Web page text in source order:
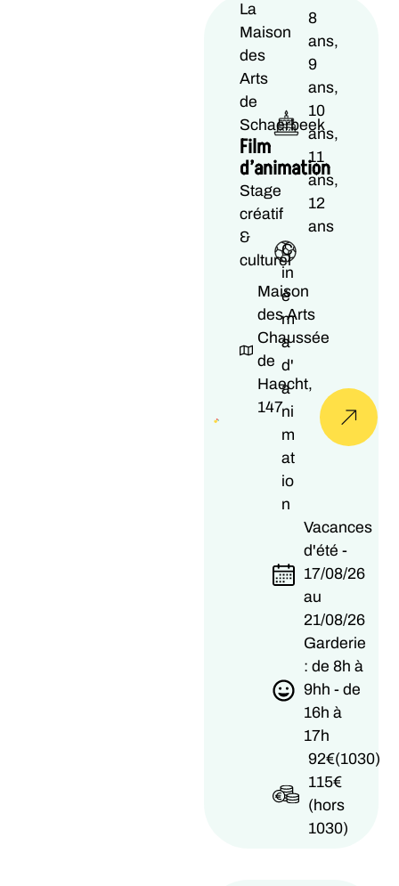
La
Maison
des
Arts
de
Schaerbeek
Film
d’animation
Stage
créatif
&
culturel
Maison
des Arts
Chaussée
de
Haecht,
147
8
ans,
9
ans,
10
ans,
11
ans,
12
ans
C
in
é
m
a
d'
a
ni
m
at
io
n
Vacances
d'été -
17/08/26
au
21/08/26
Garderie
: de 8h à
9hh - de
16h à
17h
92€(1030)
115€
(hors
1030)